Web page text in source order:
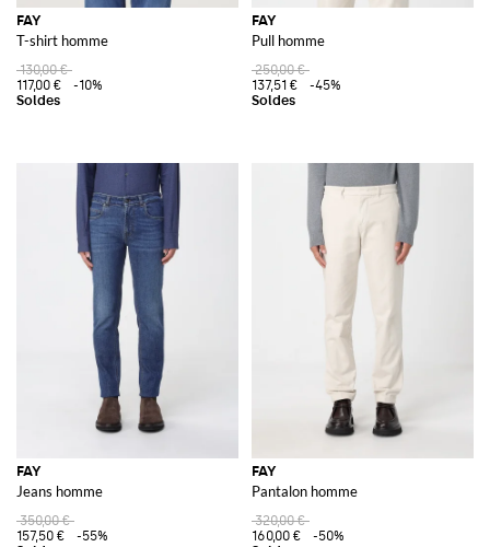
FAY
T-shirt homme
130,00 €
117,00 €
-10%
FAY
Pull homme
250,00 €
137,51 €
-45%
FAY
Jeans homme
350,00 €
157,50 €
-55%
FAY
Pantalon homme
320,00 €
160,00 €
-50%